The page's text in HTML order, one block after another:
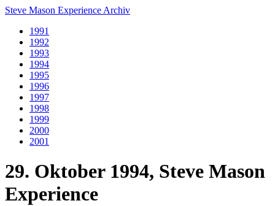
Steve Mason Experience Archiv
1991
1992
1993
1994
1995
1996
1997
1998
1999
2000
2001
29. Oktober 1994, Steve Mason
Experience